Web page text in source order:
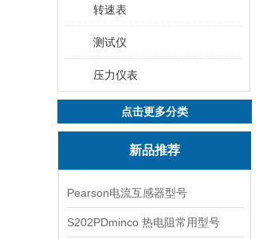
转速表
测试仪
压力仪表
点击更多分类
新品推荐
Pearson电流互感器型号
S202PDminco 热电阻常用型号